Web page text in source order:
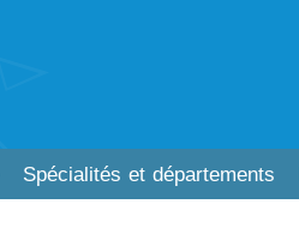
Spécialités et départements